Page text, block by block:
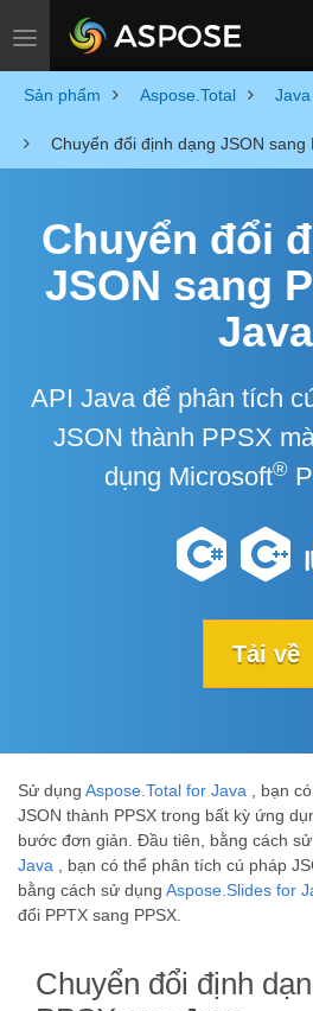
Toggle navigation
Sản phẩm Aspose.Total Java
Chuyển đổi định dạng JSON sang
Chuyển đổi
JSON sang
Java
API Java để phân tích
JSON thành PPSX
dụng Microsoft®
Tải về
Sử dụng Aspose.Total for Java , bạn
JSON thành PPSX trong bất kỳ ứng
bước đơn giản. Đầu tiên, bằng cách
Java , bạn có thể phân tích cú pháp
bằng cách sử dụng Aspose.Slides for
đổi PPTX sang PPSX.
Chuyển đổi định